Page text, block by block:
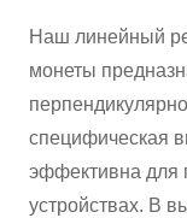
Наш линейный
монеты
специфическая
эффективна для
устройствах. В